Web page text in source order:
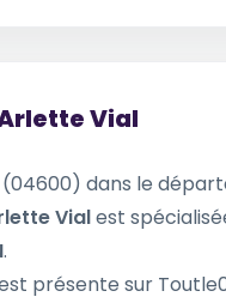
Vial
(04600) dans le
Vialest
.
présente sur